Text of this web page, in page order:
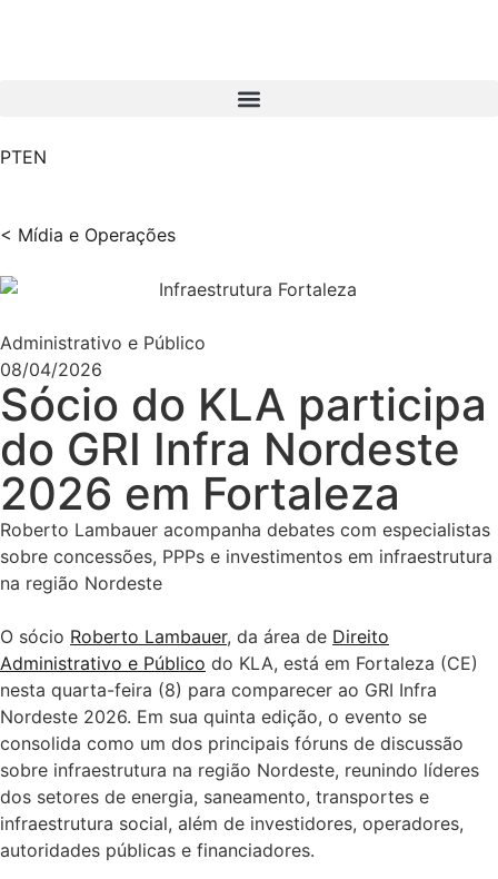
PTEN
< Mídia e Operações
Administrativo e Público
08/04/2026
Sócio do KLA participa
do GRI Infra Nordeste
2026 em Fortaleza
Roberto Lambauer acompanha debates com especialistas
sobre concessões, PPPs e investimentos em infraestrutura
na região Nordeste
O sócio Roberto Lambauer, da área de Direito
Administrativo e Público do KLA, está em Fortaleza (CE)
nesta quarta-feira (8) para comparecer ao GRI Infra
Nordeste 2026. Em sua quinta edição, o evento se
consolida como um dos principais fóruns de discussão
sobre infraestrutura na região Nordeste, reunindo líderes
dos setores de energia, saneamento, transportes e
infraestrutura social, além de investidores, operadores,
autoridades públicas e financiadores.